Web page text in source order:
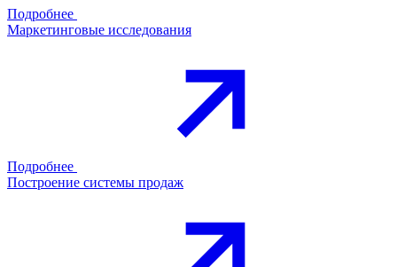
Подробнее
Маркетинговые исследования
Подробнее
Построение системы продаж